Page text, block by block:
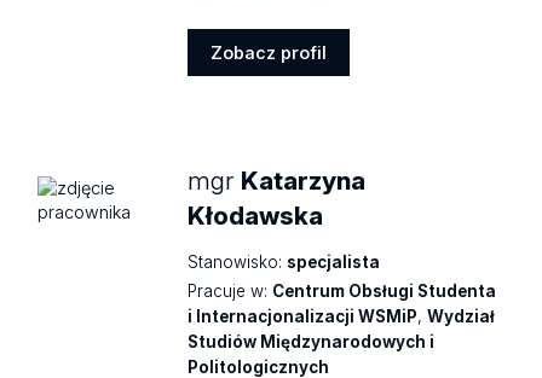
Zobacz profil
mgr Katarzyna
Kłodawska
Stanowisko: specjalista
Pracuje w: Centrum Obsługi Studenta
i Internacjonalizacji WSMiP,Wydział
Studiów Międzynarodowych i
Politologicznych